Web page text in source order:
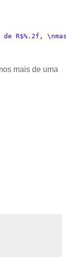
R$%.2f , \n
mais de uma